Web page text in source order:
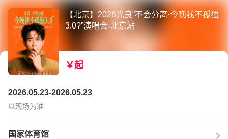
【北京】2026光良“不会分离·今晚我不孤独
3.0?”演唱会-北京站
￥起
2026.05.23-2026.05.23
以现场为准
国家体育馆